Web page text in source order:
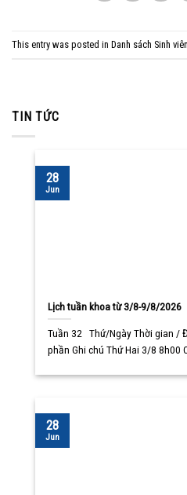
This entry was posted in Danh sách Sinh viên
TIN TỨC
Lịch tuần khoa từ 3/8-9/8/2026
Tuần 32 Thứ/Ngày Thời gian /
phần Ghi chú Thứ Hai 3/8 8h00
28
Jun
28
Jun